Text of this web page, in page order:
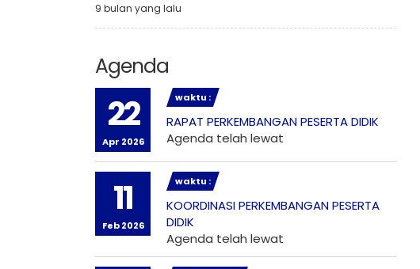
9 bulan yang lalu
Agenda
22
Apr 2026
waktu :
RAPAT PERKEMBANGAN PESERTA DIDIK
Agenda telah lewat
11
Feb 2026
waktu :
KOORDINASI PERKEMBANGAN PESERTA
DIDIK
Agenda telah lewat